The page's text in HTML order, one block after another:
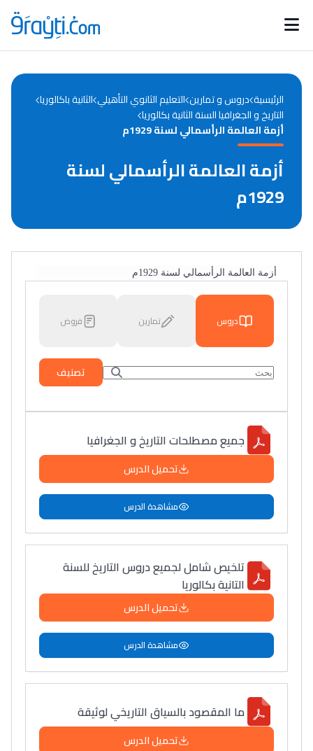
Catégories
d'actualités
Annonces bourses
الرئيسية دروس و تمارين التعليم الثانوي التأهيلي الثانية باكالوريا
التاريخ و الجغرافيا السنة الثانية بكالوريا
أزمة العالمة الرأسمالي لسنة 1929م
أزمة العالمة الرأسمالي لسنة
1929م
أزمة العالمة الرأسمالي لسنة 1929م
دروس تمارين فروض
تصنيف
جميع مصطلحات التاريخ و الجغرافيا
تحميل الدرس
مشاهدة الدرس
تلخيص شامل لجميع دروس التاريخ للسنة
التانية بكالوريا
تحميل الدرس
مشاهدة الدرس
ما المقصود بالسياق التاريخي لوثيقة
تحميل الدرس